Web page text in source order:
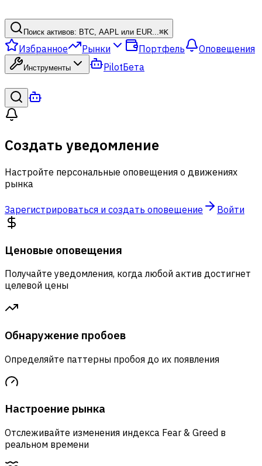
Поиск активов: BTC, AAPL или EUR...⌘K
Избранное Рынки Портфель Оповещения
Инструменты PilotБета
Создать уведомление
Настройте персональные оповещения о движениях
рынка
Зарегистрироваться и создать оповещение Войти
Ценовые оповещения
Получайте уведомления, когда любой актив достигнет
целевой цены
Обнаружение пробоев
Определяйте паттерны пробоя до их появления
Настроение рынка
Отслеживайте изменения индекса Fear & Greed в
реальном времени